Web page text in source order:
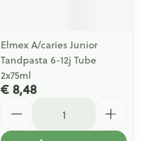
Elmex A/caries Junior
Tandpasta 6-12j Tube
2x75ml
€ 8,48